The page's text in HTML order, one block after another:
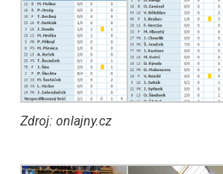
Zdroj: onlajny.cz